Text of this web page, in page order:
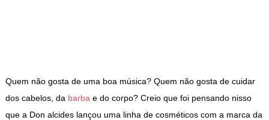
Quem não gosta de uma boa música? Quem não gosta de cuidar
dos cabelos, da barba e do corpo? Creio que foi pensando nisso
que a Don alcides lançou uma linha de cosméticos com a marca da